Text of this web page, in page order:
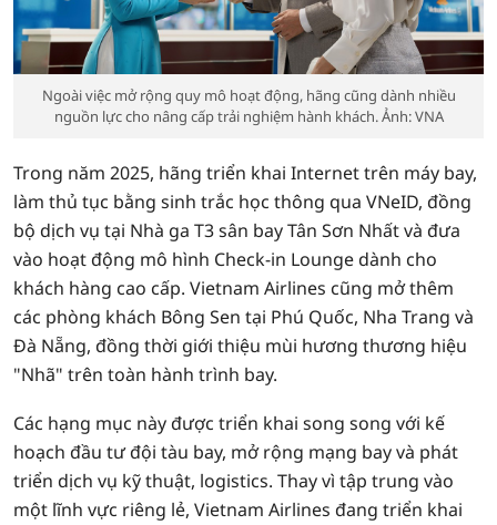
Ngoài việc mở rộng quy mô hoạt động, hãng cũng dành nhiều
nguồn lực cho nâng cấp trải nghiệm hành khách. Ảnh: VNA
Trong năm 2025, hãng triển khai Internet trên máy bay,
làm thủ tục bằng sinh trắc học thông qua VNeID, đồng
bộ dịch vụ tại Nhà ga T3 sân bay Tân Sơn Nhất và đưa
vào hoạt động mô hình Check-in Lounge dành cho
khách hàng cao cấp. Vietnam Airlines cũng mở thêm
các phòng khách Bông Sen tại Phú Quốc, Nha Trang và
Đà Nẵng, đồng thời giới thiệu mùi hương thương hiệu
"Nhã" trên toàn hành trình bay.
Các hạng mục này được triển khai song song với kế
hoạch đầu tư đội tàu bay, mở rộng mạng bay và phát
triển dịch vụ kỹ thuật, logistics. Thay vì tập trung vào
một lĩnh vực riêng lẻ, Vietnam Airlines đang triển khai